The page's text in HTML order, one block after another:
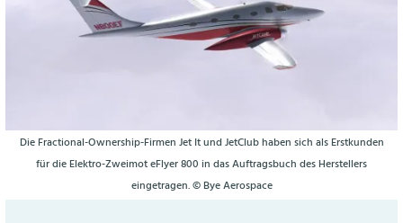
Die Fractional-Ownership-Firmen Jet It und JetClub haben sich als Erstkunden
für die Elektro-Zweimot eFlyer 800 in das Auftragsbuch des Herstellers
eingetragen. © Bye Aerospace